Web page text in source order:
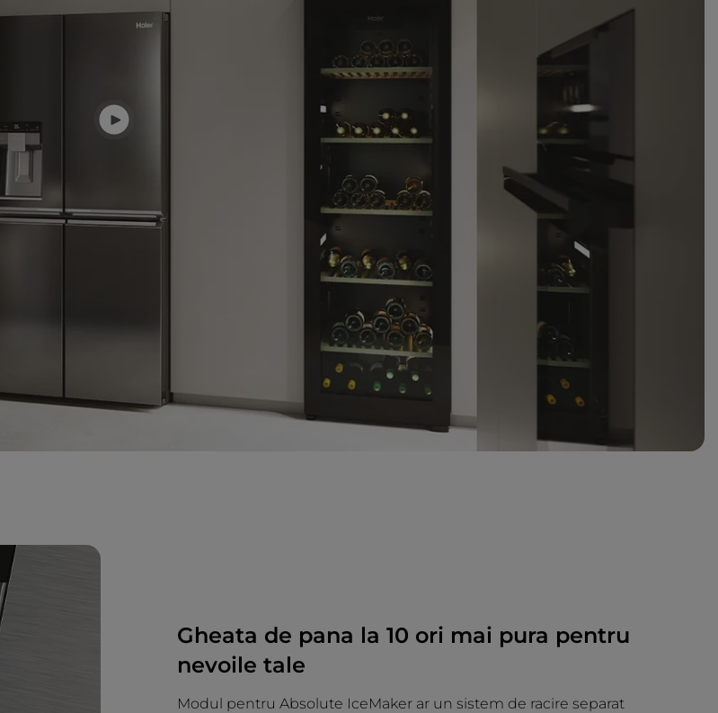
Gheata de pana la 10 ori mai pura pentru
nevoile tale
Modul pentru Absolute IceMaker ar un sistem de racire separat